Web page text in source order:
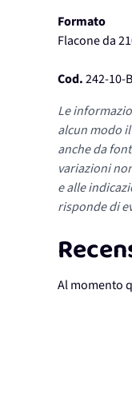
Formato
Flacone da
Cod.242-10-
Le
alcun modo
anche da
variazioni
e alle
risponde di
Al momento